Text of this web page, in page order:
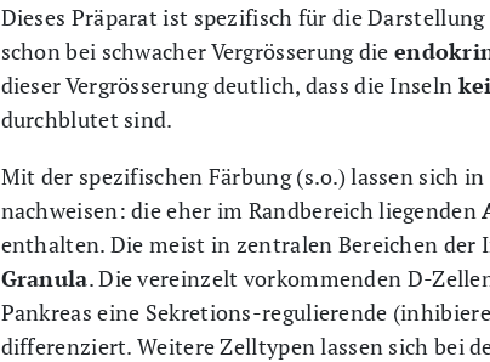
Dieses Präparat ist spezifisch für die Darstellung
schon bei schwacher Vergrösserung die
dieser Vergrösserung deutlich, dass die Inseln
durchblutet sind.
Mit der spezifischen Färbung (s.o.) lassen sich
nachweisen: die eher im Randbereich liegenden
enthalten. Die meist in zentralen Bereichen der
Granula. Die vereinzelt vorkommenden D-
Pankreas eine Sekretions-regulierende
differenziert. Weitere Zelltypen lassen sich bei